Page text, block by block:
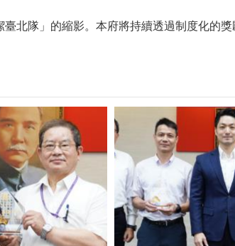
北隊」的縮影。本府將持續透過制度化的